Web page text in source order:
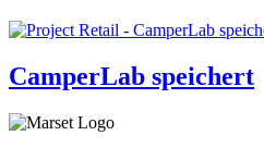
CamperLab speichert